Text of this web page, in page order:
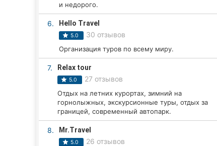
Хмельницкий
Запорожье
и недорого.
6. Hello Travel
5.0 30 отзывов
Организация туров по всему миру.
7. Relax tour
5.0 27 отзывов
Отдых на летних курортах, зимний на
горнолыжных, экскурсионные туры, отдых за
границей, современный автопарк.
8. Mr.Travel
5.0 26 отзывов